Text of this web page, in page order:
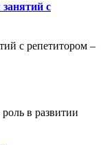
с
с репетитором –
в развитии